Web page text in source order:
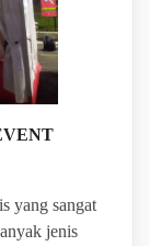
yang sangat
jenis